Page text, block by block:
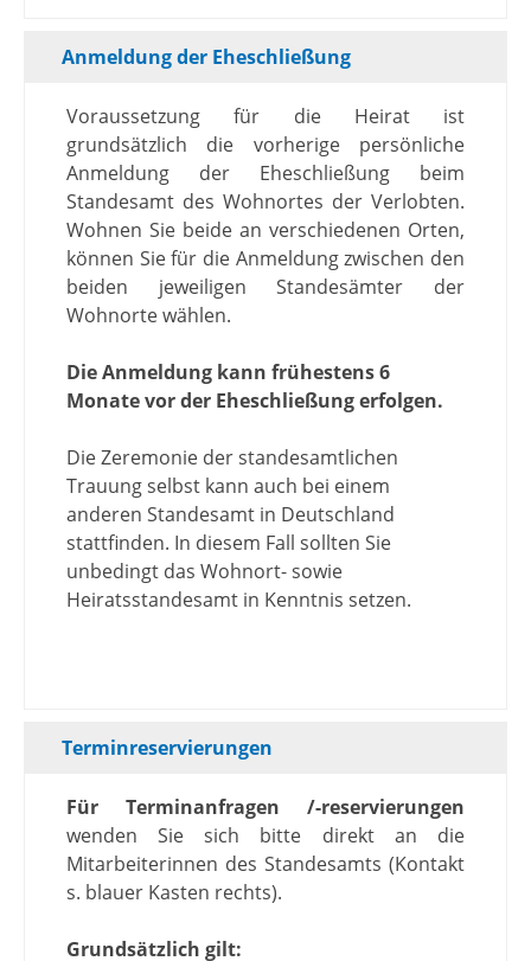
Anmeldung der Eheschließung
Voraussetzung für die Heirat ist
grundsätzlich die vorherige persönliche
Anmeldung der Eheschließung beim
Standesamt des Wohnortes der Verlobten.
Wohnen Sie beide an verschiedenen Orten,
können Sie für die Anmeldung zwischen den
beiden jeweiligen Standesämter der
Wohnorte wählen.
Die Anmeldung kann frühestens 6
Monate vor der Eheschließung erfolgen.
Die Zeremonie der standesamtlichen
Trauung selbst kann auch bei einem
anderen Standesamt in Deutschland
stattfinden. In diesem Fall sollten Sie
unbedingt das Wohnort- sowie
Heiratsstandesamt in Kenntnis setzen.
Terminreservierungen
Für Terminanfragen /-reservierungen
wenden Sie sich bitte direkt an die
Mitarbeiterinnen des Standesamts (Kontakt
s. blauer Kasten rechts).
Grundsätzlich gilt: